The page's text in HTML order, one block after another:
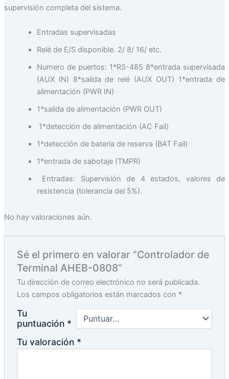
supervisión completa del sistema.
Entradas supervisadas
Relé de E/S disponible. 2/ 8/ 16/ etc.
Numero de puertos: 1*RS-485 8*entrada supervisada
(AUX IN) 8*salida de relé (AUX OUT) 1*entrada de
alimentación (PWR IN)
1*salida de alimentación (PWR OUT)
1*detección de alimentación (AC Fail)
1*detección de batería de reserva (BAT Fail)
1*entrada de sabotaje (TMPR)
Entradas: Supervisión de 4 estados, valores de
resistencia (tolerancia del 5%).
No hay valoraciones aún.
Sé el primero en valorar “Controlador de
Terminal AHEB-0808”
Tu dirección de correo electrónico no será publicada.
Los campos obligatorios están marcados con *
Tu
puntuación *
Tu valoración *